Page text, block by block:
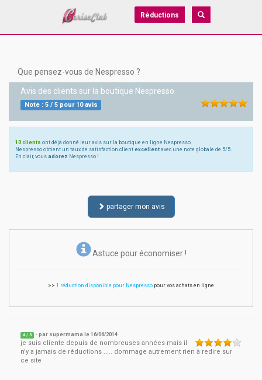
Réductions
Que pensez-vous de Nespresso ?
Avis des clients sur la boutique Nespresso
Note : 5/ 5pour 10avis
10 clients ont déjà donné leur avis sur la boutique en ligne Nespresso
Nespresso obtient un taux de satisfaction client excellent avec une note globale de 5/5.
En clair, vous adorez Nespresso !
partager mon avis
Astuce pour économiser !
>> 1 réduction disponible pour Nespresso pour vos achats en ligne
4 / 5 - par supermama le16/06/2014
je suis cliente depuis de nombreuses années mais il
n'y a jamais de réductions ..... dommage autrement rien à redire sur
ce site